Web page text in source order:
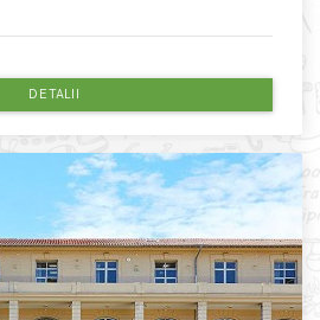
DETALII